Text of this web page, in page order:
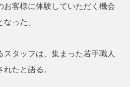
お客様に体験していただく機会
った。
スタッフは、集まった若手職人
たと語る。